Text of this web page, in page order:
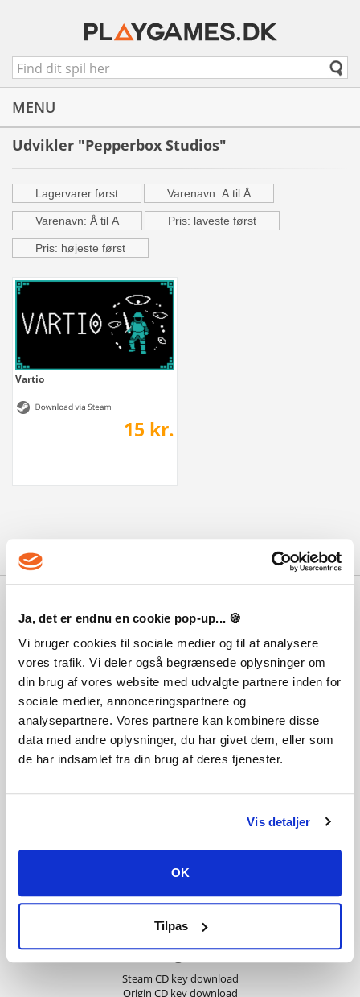
Ja, det er endnu en cookie pop-up... 🍪
Vi bruger cookies til sociale medier og til at analysere
vores trafik. Vi deler også begrænsede oplysninger om
din brug af vores website med udvalgte partnere inden for
sociale medier, annonceringspartnere og
analysepartnere. Vores partnere kan kombinere disse
data med andre oplysninger, du har givet dem, eller som
de har indsamlet fra din brug af deres tjenester.
Vis detaljer
OK
Tilpas
MENU
Udvikler "Pepperbox Studios"
Lagervarer først Varenavn: A til Å
Varenavn: Å til A Pris: laveste først
Pris: højeste først
Vartio
15 kr.
Med 100.000 vis af tilfredse kunder,
de stærkeste priser, den bedste service
og ikke mindst lynhurtig levering,
kan du også være med til at få dit spil
leveret digitalt indenfor få minutter!
Information
Handelsbetingelser
Betalingsmetoder
E-mail (kundecenter@playgames.dk) besvares mandag-søndag 8:00-
21:00.
Kontakt os
Hjælp & Guides
Levering af produkter
Kategorier
Steam CD key download
Origin CD key download